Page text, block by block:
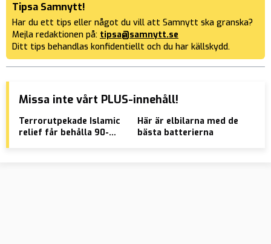
Tipsa Samnytt!
Har du ett tips eller något du vill att Samnytt ska granska?
Mejla redaktionen på: tipsa@samnytt.se
Ditt tips behandlas konfidentiellt och du har källskydd.
Missa inte vårt PLUS-innehåll!
Terrorutpekade Islamic
relief får behålla 90-
Här är elbilarna med de
bästa batterierna